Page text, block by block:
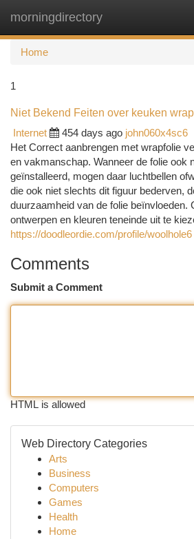
morningdirectory
Home
1
Niet Bekend Feiten over keuken
Internet
454 days ago john060x4sc6
Het Correct aanbrengen met wrapfolie
en vakmanschap. Wanneer de folie ook
geïnstalleerd, mogen daar luchtbellen
die ook niet slechts dit figuur bederven,
duurzaamheid van de folie beïnvloeden.
ontwerpen en kleuren teneinde uit te
https://doodleordie.com/profile/woolhole6
Comments
Submit a Comment
HTML is allowed
Web Directory Categories
Arts
Business
Computers
Games
Health
Home